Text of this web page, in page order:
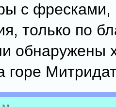
с фресками,
только по
обнаружены
горе